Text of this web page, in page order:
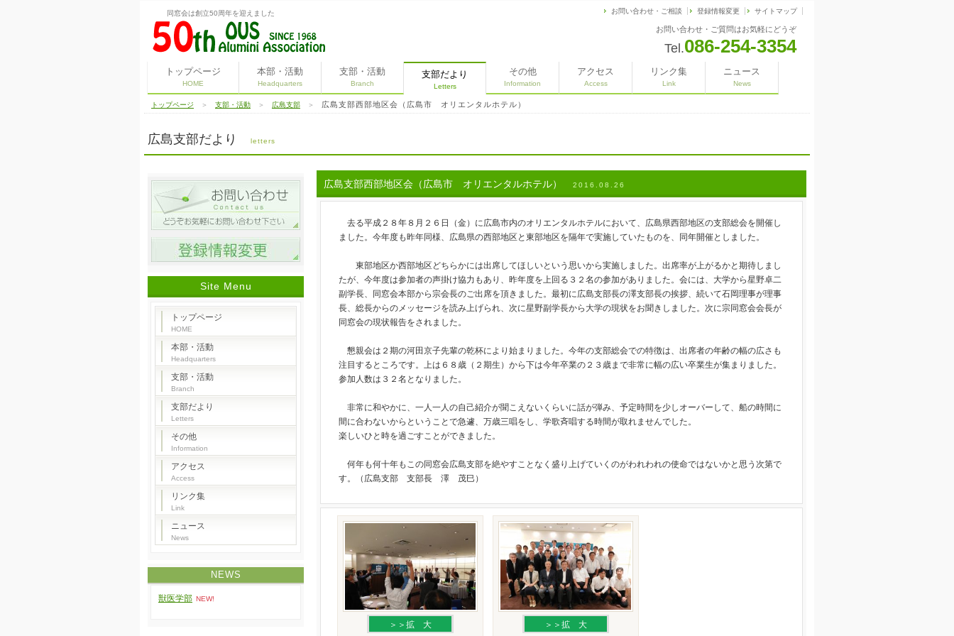
同窓会は創立50周年を迎えました
お問い合わせ・ご質問はお気軽にどうぞ
Tel.086-254-3354
お問い合わせ・ご相談 登録情報変更 サイトマップ
トップページ
HOME
本部・活動
Headquarters
支部・活動
Branch
支部だより
Letters
その他
Information
アクセス
Access
リンク集
Link
ニュース
News
トップページ ＞ 支部・活動 ＞ 広島支部 ＞ 広島支部西部地区会（広島市 オリエンタルホテル）
広島支部だより letters
広島支部西部地区会（広島市 オリエンタルホテル） 2016.08.26
去る平成２８年８月２６日（金）に広島市内のオリエンタルホテルにおいて、広島県西部地区の支部総会を開催し
ました。今年度も昨年同様、広島県の西部地区と東部地区を隔年で実施していたものを、同年開催としました。
東部地区か西部地区どちらかには出席してほしいという思いから実施しました。出席率が上がるかと期待しまし
たが、今年度は参加者の声掛け協力もあり、昨年度を上回る３２名の参加がありました。会には、大学から星野卓二
副学長、同窓会本部から宗会長のご出席を頂きました。最初に広島支部長の澤支部長の挨拶、続いて石岡理事が理事
長、総長からのメッセージを読み上げられ、次に星野副学長から大学の現状をお聞きしました。次に宗同窓会会長が
同窓会の現状報告をされました。
懇親会は２期の河田京子先輩の乾杯により始まりました。今年の支部総会での特徴は、出席者の年齢の幅の広さも
注目するところです。上は６８歳（２期生）から下は今年卒業の２３歳まで非常に幅の広い卒業生が集まりました。
参加人数は３２名となりました。
非常に和やかに、一人一人の自己紹介が聞こえないくらいに話が弾み、予定時間を少しオーバーして、船の時間に
間に合わないからということで急遽、万歳三唱をし、学歌斉唱する時間が取れませんでした。
楽しいひと時を過ごすことができました。
何年も何十年もこの同窓会広島支部を絶やすことなく盛り上げていくのがわれわれの使命ではないかと思う次第で
す。（広島支部 支部長 澤 茂巳）
＞＞拡 大 ＞＞拡 大
Site Menu
トップページ
HOME
本部・活動
Headquarters
支部・活動
Branch
支部だより
Letters
その他
Information
アクセス
Access
リンク集
Link
ニュース
News
NEWS
獣医学部 NEW!